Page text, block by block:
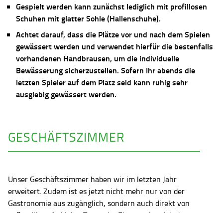
Gespielt werden kann zunächst lediglich mit profillosen
Schuhen mit glatter Sohle (Hallenschuhe).
Achtet darauf, dass die Plätze vor und nach dem Spielen
gewässert werden und verwendet hierfür die bestenfalls
vorhandenen Handbrausen, um die individuelle
Bewässerung sicherzustellen. Sofern Ihr abends die
letzten Spieler auf dem Platz seid kann ruhig sehr
ausgiebig gewässert werden.
GESCHÄFTSZIMMER
Unser Geschäftszimmer haben wir im letzten Jahr
erweitert. Zudem ist es jetzt nicht mehr nur von der
Gastronomie aus zugänglich, sondern auch direkt von